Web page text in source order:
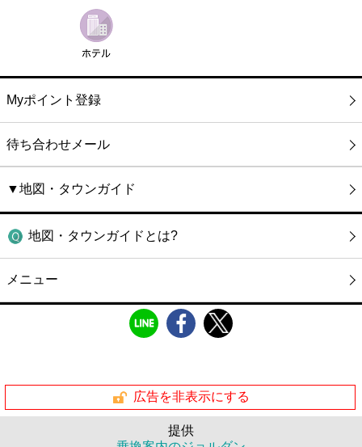
Myポイント登録
待ち合わせメール
▼地図・タウンガイド
地図・タウンガイドとは?
メニュー
広告を非表示にする
提供